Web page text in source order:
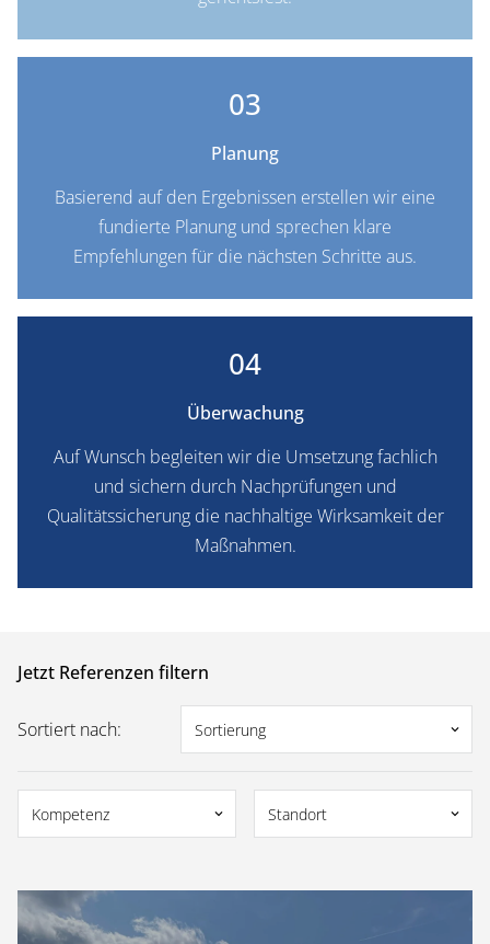
03
Planung
Basierend auf den Ergebnissen erstellen wir eine
fundierte Planung und sprechen klare
Empfehlungen für die nächsten Schritte aus.
04
Überwachung
Auf Wunsch begleiten wir die Umsetzung fachlich
und sichern durch Nachprüfungen und
Qualitätssicherung die nachhaltige Wirksamkeit der
Maßnahmen.
Jetzt Referenzen filtern
Sortiert nach: Sortierung keyboard_arrow_down
Kompetenz keyboard_arrow_down Standort keyboard_arrow_down